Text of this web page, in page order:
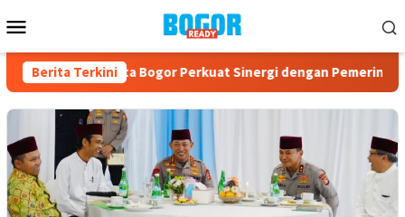
ke
Mobile
Berita Terkini
23, PPAD Kota Bogor Perkuat Sinergi dengan Pemerintah dan